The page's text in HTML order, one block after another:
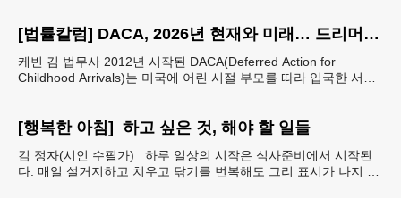
[법률칼럼] DACA, 2026년 현재와 미래… 드리머들의 선택은 무엇인가
케빈 김 법무사 2012년 시작된 DACA(Deferred Action for
Childhood Arrivals)는 미국에 어린 시절 부모를 따라 입국한 서류
[행복한 아침] 하고 싶은 것, 해야 할 일들
김 정자(시인 수필가) 하루 일상의 시작은 식사준비에서 시작된
다. 매일 설거지하고 치우고 닦기를 번복해도 그리 표시가 나지 않